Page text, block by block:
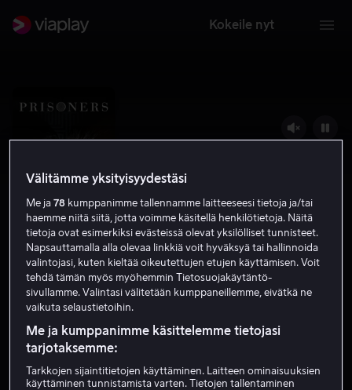
Kokeile nyt
Vangitut
8.2 Jännitys 2013
HD
Tilaa nyt
Välitämme yksityisyydestäsi
Me ja78 kumppanimme tallennamme laitteeseesi tietoja ja/tai
haemme niitä siitä, jotta voimme käsitellä henkilötietoja. Näitä
tietoja ovat esimerkiksi evästeissä olevat yksilölliset tunnisteet.
Napsauttamalla alla olevaa linkkiä voit hyväksyä tai hallinnoida
valintojasi, kuten kieltää oikeutettujen etujen käyttämisen. Voit
tehdä tämän myös myöhemmin Tietosuojakäytäntö-
sivullamme. Valintasi välitetään kumppaneillemme, eivätkä ne
vaikuta selaustietoihin.
Me ja kumppanimme käsittelemme tietojasi
tarjotaksemme:
Tarkkojen sijaintitietojen käyttäminen. Laitteen ominaisuuksien
käyttäminen tunnistamista varten. Tietojen tallentaminen